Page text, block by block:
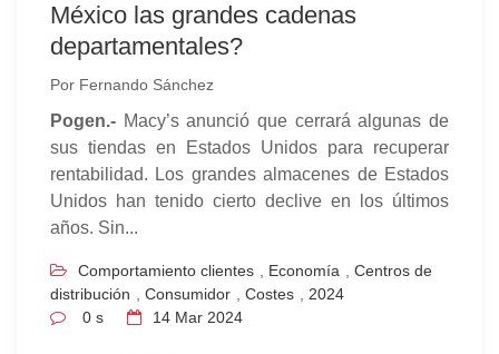
México las grandes cadenas
departamentales?
Por Fernando Sánchez
Pogen.- Macy’s anunció que cerrará algunas de
sus tiendas en Estados Unidos para recuperar
rentabilidad. Los grandes almacenes de Estados
Unidos han tenido cierto declive en los últimos
años. Sin...
Comportamiento clientes Economía
Centros de
distribución
Consumidor Costes
2024
0 s
14 Mar 2024